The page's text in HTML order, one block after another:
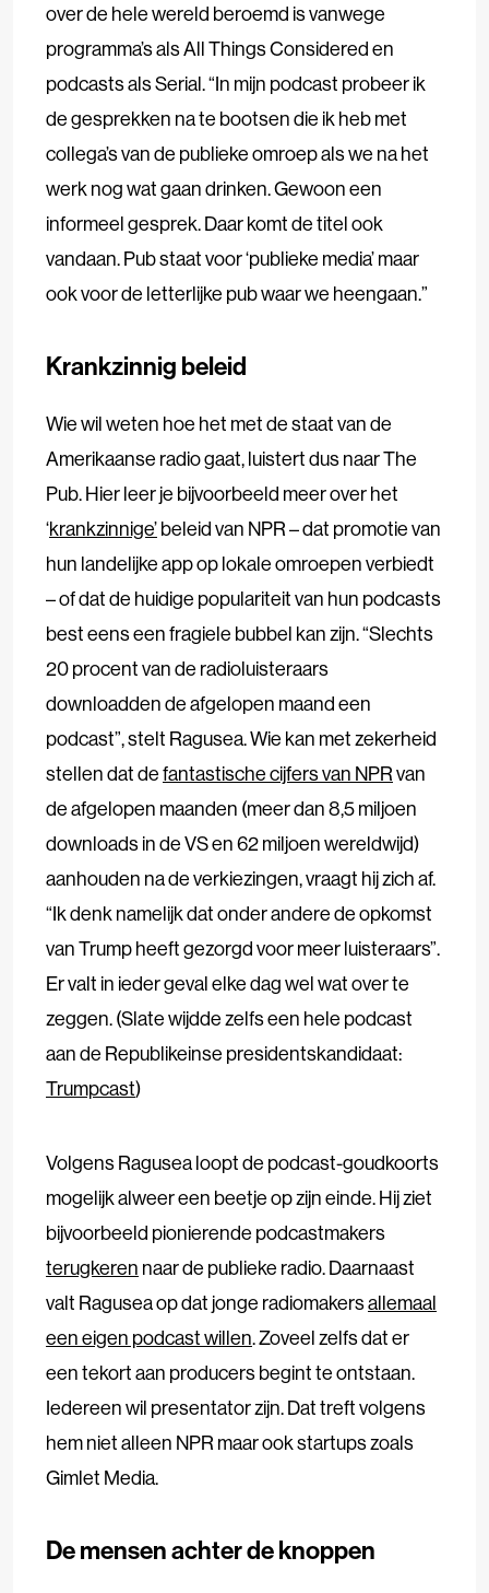
over de hele wereld beroemd is vanwege
programma’s als All Things Considered en
podcasts als Serial. “In mijn podcast probeer ik
de gesprekken na te bootsen die ik heb met
collega’s van de publieke omroep als we na het
werk nog wat gaan drinken. Gewoon een
informeel gesprek. Daar komt de titel ook
vandaan. Pub staat voor ‘publieke media’ maar
ook voor de letterlijke pub waar we heengaan.”
Krankzinnig beleid
Wie wil weten hoe het met de staat van de
Amerikaanse radio gaat, luistert dus naar The
Pub. Hier leer je bijvoorbeeld meer over het
‘krankzinnige’beleid van NPR – dat promotie van
hun landelijke app op lokale omroepen verbiedt
– of dat de huidige populariteit van hun podcasts
best eens een fragiele bubbel kan zijn. “Slechts
20 procent van de radioluisteraars
downloadden de afgelopen maand een
podcast”, stelt Ragusea. Wie kan met zekerheid
stellen dat defantastische cijfers van NPRvan
de afgelopen maanden (meer dan 8,5 miljoen
downloads in de VS en 62 miljoen wereldwijd)
aanhouden na de verkiezingen, vraagt hij zich af.
“Ik denk namelijk dat onder andere de opkomst
van Trump heeft gezorgd voor meer luisteraars”.
Er valt in ieder geval elke dag wel wat over te
zeggen. (Slate wijdde zelfs een hele podcast
aan de Republikeinse presidentskandidaat:
Trumpcast)
Volgens Ragusea loopt de podcast-goudkoorts
mogelijk alweer een beetje op zijn einde. Hij ziet
bijvoorbeeld pionierende podcastmakers
terugkeren naar de publieke radio. Daarnaast
valt Ragusea op dat jonge radiomakersallemaal
een eigen podcast willen. Zoveel zelfs dat er
een tekort aan producers begint te ontstaan.
Iedereen wil presentator zijn. Dat treft volgens
hem niet alleen NPR maar ook startups zoals
Gimlet Media.
De mensen achter de knoppen